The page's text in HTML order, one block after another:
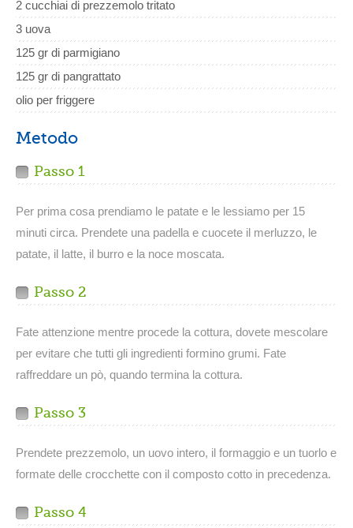
2 cucchiai di prezzemolo tritato
3 uova
125 gr di parmigiano
125 gr di pangrattato
olio per friggere
Metodo
Passo 1
Per prima cosa prendiamo le patate e le lessiamo per 15
minuti circa. Prendete una padella e cuocete il merluzzo, le
patate, il latte, il burro e la noce moscata.
Passo 2
Fate attenzione mentre procede la cottura, dovete mescolare
per evitare che tutti gli ingredienti formino grumi. Fate
raffreddare un pò, quando termina la cottura.
Passo 3
Prendete prezzemolo, un uovo intero, il formaggio e un tuorlo e
formate delle crocchette con il composto cotto in precedenza.
Passo 4